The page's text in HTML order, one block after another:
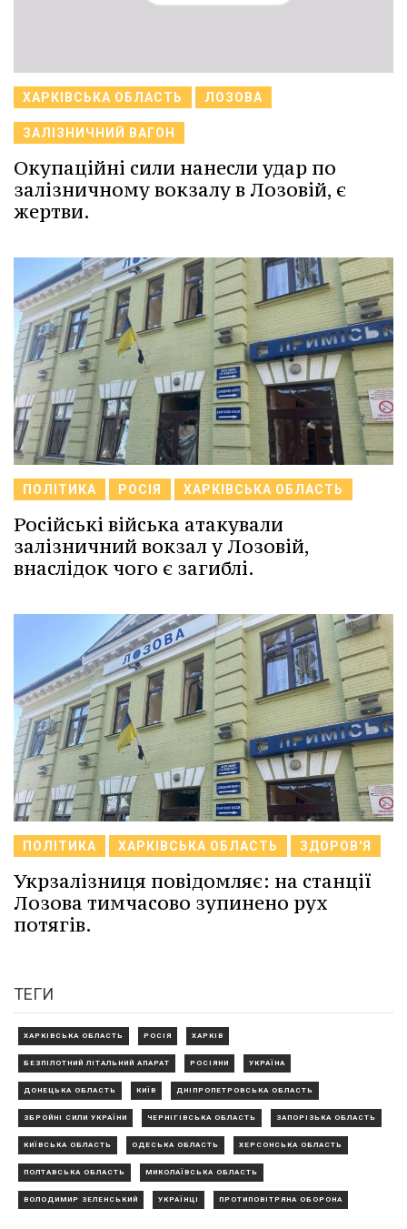
ХАРКІВСЬКА ОБЛАСТЬ ЛОЗОВА
ЗАЛІЗНИЧНИЙ ВАГОН
Окупаційні сили нанесли удар по
залізничному вокзалу в Лозовій, є
жертви.
ПОЛІТИКА РОСІЯ ХАРКІВСЬКА ОБЛАСТЬ
Російські війська атакували
залізничний вокзал у Лозовій,
внаслідок чого є загиблі.
ПОЛІТИКА ХАРКІВСЬКА ОБЛАСТЬ ЗДОРОВ'Я
Укрзалізниця повідомляє: на станції
Лозова тимчасово зупинено рух
потягів.
ТЕГИ
ХАРКІВСЬКА ОБЛАСТЬ РОСІЯ ХАРКІВ
БЕЗПІЛОТНИЙ ЛІТАЛЬНИЙ АПАРАТ РОСІЯНИ УКРАЇНА
ДОНЕЦЬКА ОБЛАСТЬ КИЇВ ДНІПРОПЕТРОВСЬКА ОБЛАСТЬ
ЗБРОЙНІ СИЛИ УКРАЇНИ ЧЕРНІГІВСЬКА ОБЛАСТЬ ЗАПОРІЗЬКА ОБЛАСТЬ
КИЇВСЬКА ОБЛАСТЬ ОДЕСЬКА ОБЛАСТЬ ХЕРСОНСЬКА ОБЛАСТЬ
ПОЛТАВСЬКА ОБЛАСТЬ МИКОЛАЇВСЬКА ОБЛАСТЬ
ВОЛОДИМИР ЗЕЛЕНСЬКИЙ УКРАЇНЦІ ПРОТИПОВІТРЯНА ОБОРОНА